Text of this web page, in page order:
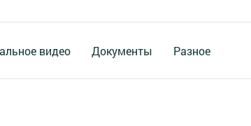
видео Документы Разное